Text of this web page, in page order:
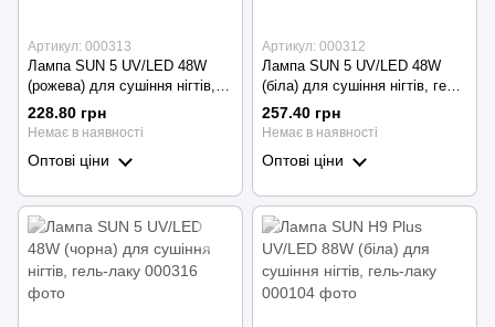
Артикул: 000313
Лампа SUN 5 UV/LED 48W
(рожева) для сушіння нігтів,
гель-лаку
228.80 грн
Немає в наявності
Оптові ціни
Артикул: 000312
Лампа SUN 5 UV/LED 48W
(біла) для сушіння нігтів, гель-
лаку
257.40 грн
Немає в наявності
Оптові ціни